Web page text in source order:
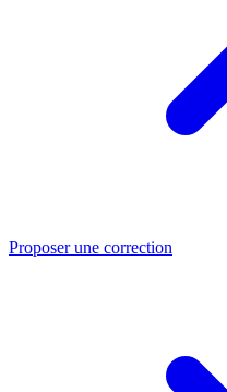
Proposer une correction